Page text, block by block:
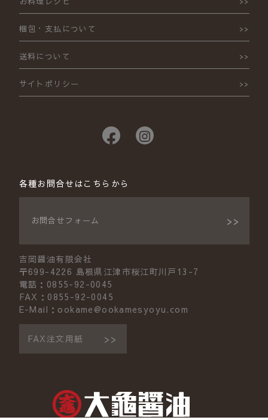
梱包・支払について
送料について
サイトポリシー
各種お問合せはこちらから
お問合せフォーム
吉岡醤油有限会社
〒699-4226 島根県江津市桜江町川戸13-7
電話：0855-92-0045
FAX：0855-92-0045
E-Mail：ookame@ookamesyoyu.com
FAX注文用紙